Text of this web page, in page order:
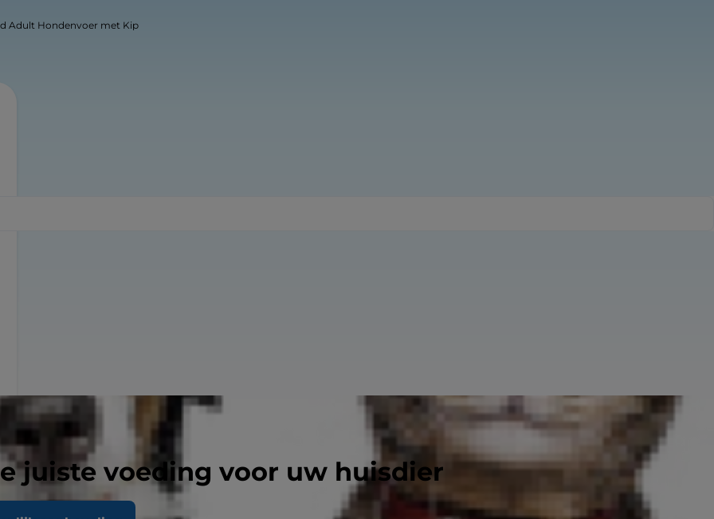
juiste voeding voor uw huisdier
Adult Hondenvoer met Kip